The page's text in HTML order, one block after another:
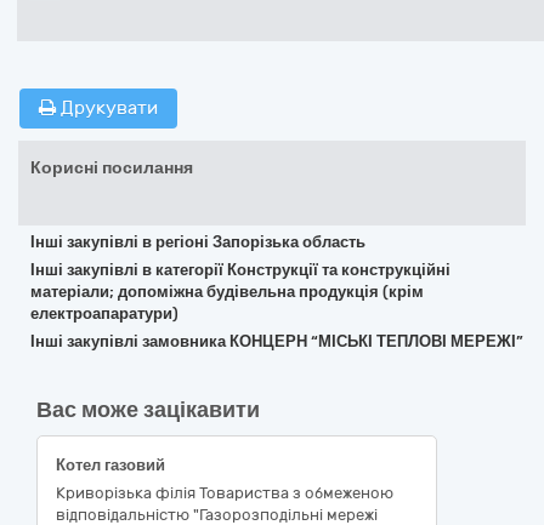
Друкувати
Корисні посилання
Інші закупівлі в регіоні Запорізька область
Інші закупівлі в категорії Конструкції та конструкційні
матеріали; допоміжна будівельна продукція (крім
електроапаратури)
Інші закупівлі замовника КОНЦЕРН “МІСЬКІ ТЕПЛОВІ МЕРЕЖІ”
Вас може зацікавити
Котел газовий
Криворізька філія Товариства з обмеженою
відповідальністю "Газорозподільні мережі